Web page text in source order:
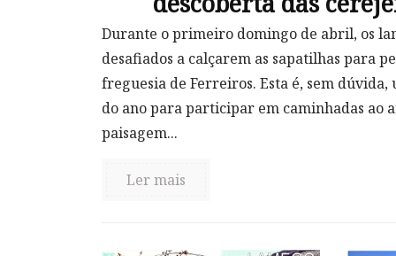
Durante o primeiro domingo de abril, os
desafiados a calçarem as sapatilhas para
freguesia de Ferreiros. Esta é, sem
do ano para participar em caminhadas ao
paisagem...
Ler mais